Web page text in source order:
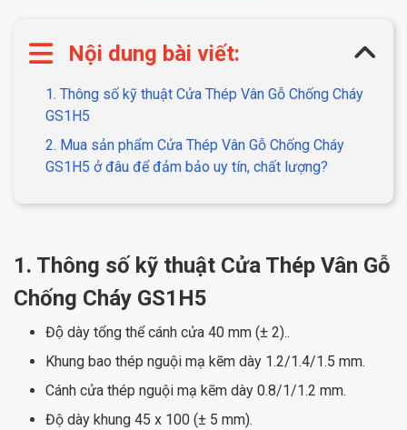
Nội dung bài viết:
1. Thông số kỹ thuật Cửa Thép Vân Gỗ Chống Cháy
GS1H5
2. Mua sản phẩm Cửa Thép Vân Gỗ Chống Cháy
GS1H5 ở đâu để đảm bảo uy tín, chất lượng?
1. Thông số kỹ thuật Cửa Thép Vân Gỗ
Chống Cháy GS1H5
Độ dày tổng thể cánh cửa 40 mm (± 2)..
Khung bao thép nguội mạ kẽm dày 1.2/1.4/1.5 mm.
Cánh cửa thép nguội mạ kẽm dày 0.8/1/1.2 mm.
Độ dày khung 45 x 100 (± 5 mm).